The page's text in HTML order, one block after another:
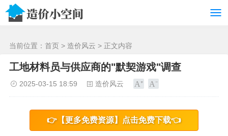
当前位置： 首页 > 造价风云 > 正文内容
工地材料员与供应商的"默契游戏"调查
2025-03-15 18:59 造价风云
👉【更多免费资源】点击免费下载👈